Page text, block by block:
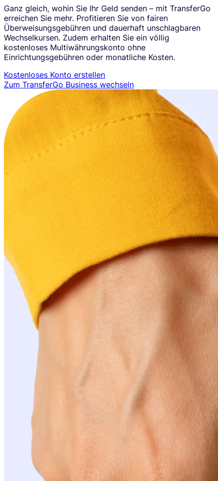
Ganz gleich, wohin Sie Ihr Geld senden – mit TransferGo
erreichen Sie mehr. Profitieren Sie von fairen
Überweisungsgebühren und dauerhaft unschlagbaren
Wechselkursen. Zudem erhalten Sie ein völlig
kostenloses Multiwährungskonto ohne
Einrichtungsgebühren oder monatliche Kosten.
Kostenloses Konto erstellen
Zum TransferGo Business wechseln